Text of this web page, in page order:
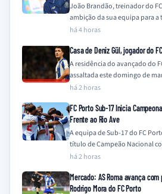
João Brandão, treinador do
ambição da sua equipa para
Liga, prometendo ir…
há 4 horas
Casa de Deniz Gül, jogador do
A residência do avançado do
assaltada este domingo de
jogador e de qualquer…
há 2 horas
FC Porto Sub-17 Inicia
Frente ao Rio Ave
A equipa de Sub-17 do FC
título de Campeão Nacional
o…
há 2 horas
Mercado: AS Roma avança
Rodrigo Mora do FC Porto